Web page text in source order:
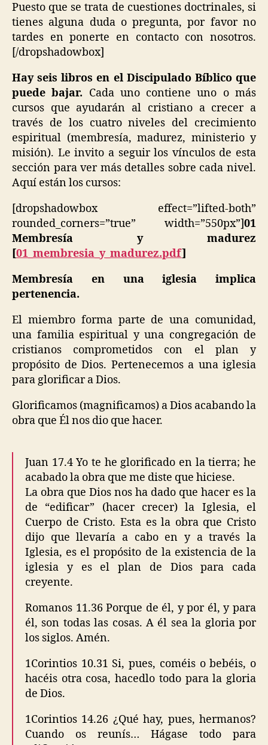
Puesto que se trata de cuestiones doctrinales, si
tienes alguna duda o pregunta, por favor no
tardes en ponerte en contacto con nosotros.
[/dropshadowbox]
Hay seis libros en el Discipulado Bíblico que
puede bajar. Cada uno contiene uno o más
cursos que ayudarán al cristiano a crecer a
través de los cuatro niveles del crecimiento
espiritual (membresía, madurez, ministerio y
misión). Le invito a seguir los vínculos de esta
sección para ver más detalles sobre cada nivel.
Aquí están los cursos:
[dropshadowbox effect=”lifted-both”
rounded_corners=”true” width=”550px”]01
Membresía y madurez
[01_membresia_y_madurez.pdf]
Membresía en una iglesia implica
pertenencia.
El miembro forma parte de una comunidad,
una familia espiritual y una congregación de
cristianos comprometidos con el plan y
propósito de Dios. Pertenecemos a una iglesia
para glorificar a Dios.
Glorificamos (magnificamos) a Dios acabando la
obra que Él nos dio que hacer.
Juan 17.4 Yo te he glorificado en la tierra; he
acabado la obra que me diste que hiciese.
La obra que Dios nos ha dado que hacer es la
de “edificar” (hacer crecer) la Iglesia, el
Cuerpo de Cristo. Esta es la obra que Cristo
dijo que llevaría a cabo en y a través la
Iglesia, es el propósito de la existencia de la
iglesia y es el plan de Dios para cada
creyente.
Romanos 11.36 Porque de él, y por él, y para
él, son todas las cosas. A él sea la gloria por
los siglos. Amén.
1Corintios 10.31 Si, pues, coméis o bebéis, o
hacéis otra cosa, hacedlo todo para la gloria
de Dios.
1Corintios 14.26 ¿Qué hay, pues, hermanos?
Cuando os reunís… Hágase todo para